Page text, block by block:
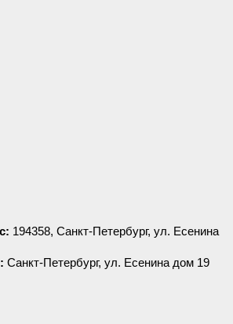
194358, Санкт-Петербург, ул. Есенина
Санкт-Петербург, ул. Есенина дом 19